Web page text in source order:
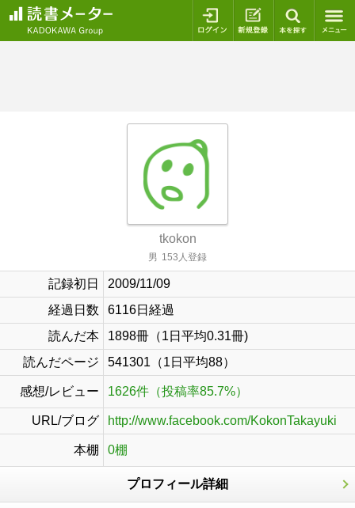
ログイン 新規登録
tkokon
男 153人登録
記録初日
2009/11/09
経過日数
6116日経過
読んだ本
1898冊（1日平均0.31冊)
読んだページ
541301（1日平均88）
感想/レビュー 1626件（投稿率85.7%）
URL/ブログ http://www.facebook.com/KokonTakayuki
本棚 0棚
プロフィール詳細